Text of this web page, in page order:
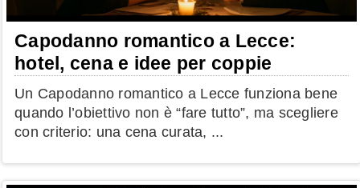
Capodanno romantico a Lecce:
hotel, cena e idee per coppie
Un Capodanno romantico a Lecce funziona bene
quando l’obiettivo non è “fare tutto”, ma scegliere
con criterio: una cena curata, ...